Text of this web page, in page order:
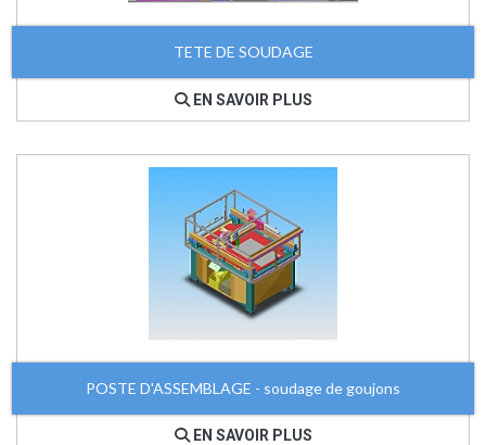
TETE DE SOUDAGE
EN SAVOIR PLUS
POSTE D'ASSEMBLAGE - soudage de goujons
EN SAVOIR PLUS